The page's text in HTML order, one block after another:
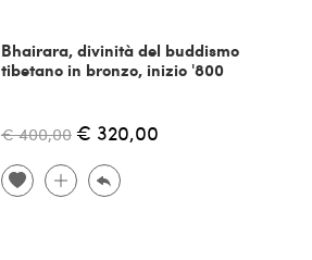
Bhairara, divinità del buddismo
tibetano in bronzo, inizio '800
€ 400,00 € 320,00